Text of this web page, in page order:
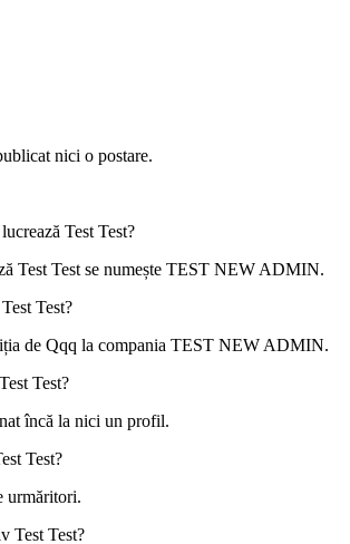
nici o postare.
Test Test?
Test Test se numește TEST NEW ADMIN.
Test Test?
de Qqq la compania TEST NEW ADMIN.
Test Test?
încă la nici un profil.
Test?
urmăritori.
Test Test?